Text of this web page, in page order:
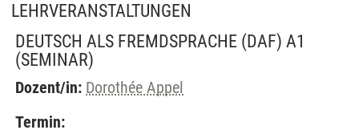
LEHRVERANSTALTUNGEN
DEUTSCH ALS FREMDSPRACHE (DAF) A1
(SEMINAR)
Dozent/in: Dorothée Appel
Termin: